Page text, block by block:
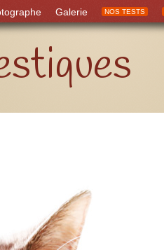
Galerie NOS TESTS